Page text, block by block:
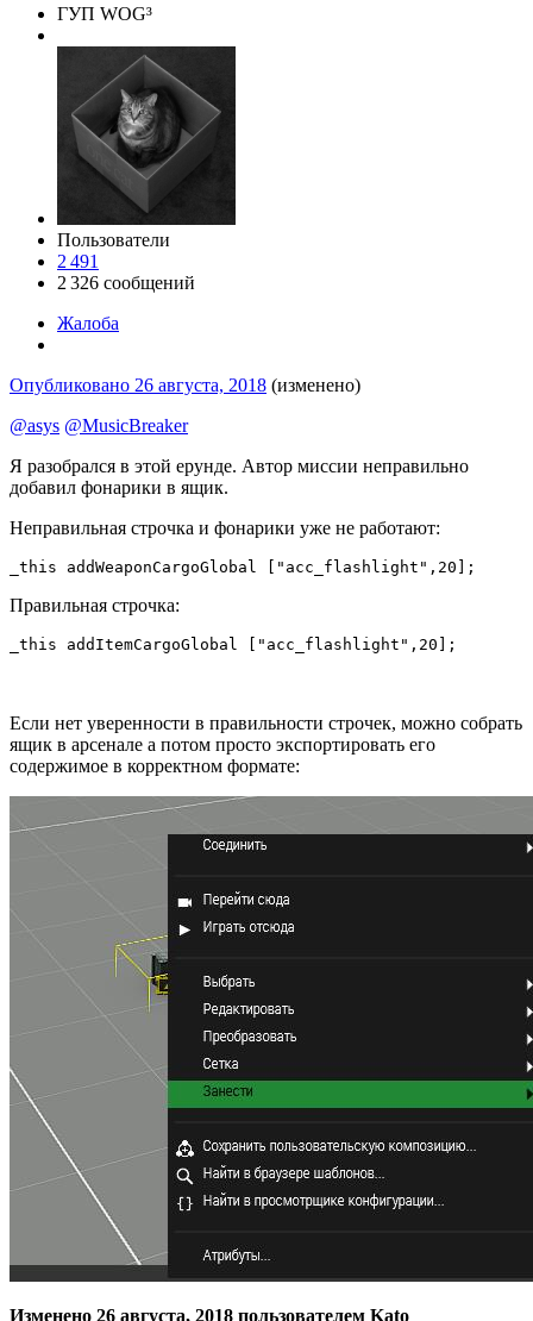
ГУП WOG³
Пользователи
2 491
2 326 сообщений
Жалоба
Опубликовано 26 августа, 2018 (изменено)
@asys @MusicBreaker
Я разобрался в этой ерунде. Автор миссии неправильно
добавил фонарики в ящик.
Неправильная строчка и фонарики уже не работают:
_this addWeaponCargoGlobal ["acc_flashlight",20];
Правильная строчка:
_this addItemCargoGlobal ["acc_flashlight",20];
Если нет уверенности в правильности строчек, можно собрать
ящик в арсенале а потом просто экспортировать его
содержимое в корректном формате:
Изменено 26 августа, 2018 пользователем Kato